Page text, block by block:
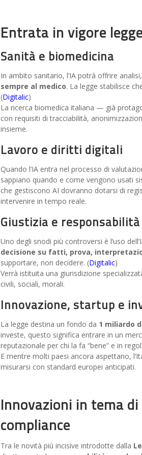
Entrata in vigore
Sanità e biomedicina
In ambito sanitario, l’IA potrà offrire
sempre al medico. La legge stabilisce
(Digitalic)
La ricerca biomedica italiana — già
con requisiti di tracciabilità,
insieme.
Lavoro e diritti digitali
Quando l’IA entra nel processo di
sappiano quando e come vengono usati
che gestiscono AI dovranno dotarsi di
intervenire in tempo reale.
Giustizia e responsabilità
Uno degli snodi più controversi è l’uso
decisione su fatti, prova,
supportare, non decidere. (Digitalic)
Verrà istituita una giurisdizione
civili, sociali, morali.
Innovazione, startup e
La legge destina un fondo da 1 miliardo
investe, questo significa entrare in un
reputazionale per chi la fa “bene” e in
E mentre molti paesi ancora aspettano,
misurarsi con standard europei anticipati.
Innovazioni in tema
compliance
Tra le novità più incisive introdotte dalla